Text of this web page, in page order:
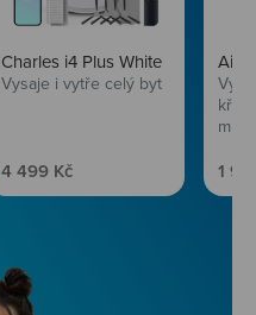
Charles i4 Plus White
Vysaje i vytře celý byt
Prodejní cena
4 499 Kč 1